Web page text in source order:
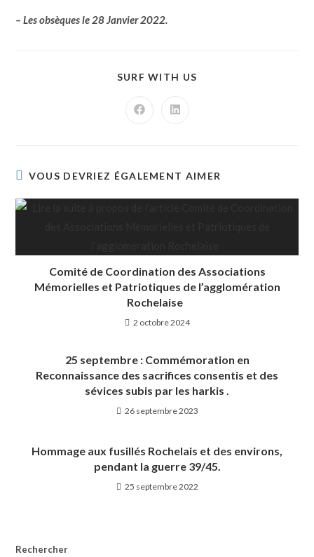
– Les obsèques le 28 Janvier 2022.
SURF WITH US
VOUS DEVRIEZ ÉGALEMENT AIMER
Comité de Coordination des Associations
Mémorielles et Patriotiques de l’agglomération
Rochelaise
2 octobre 2024
25 septembre : Commémoration en
Reconnaissance des sacrifices consentis et des
sévices subis par les harkis .
26 septembre 2023
Hommage aux fusillés Rochelais et des environs,
pendant la guerre 39/45.
25 septembre 2022
Rechercher